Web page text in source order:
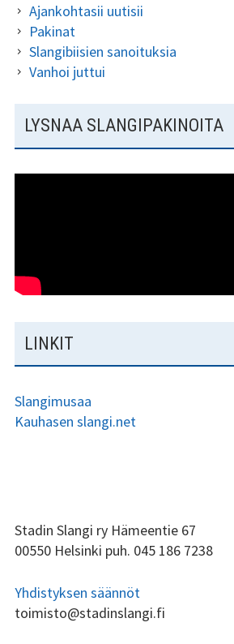
Ajankohtasii uutisii
Pakinat
Slangibiisien sanoituksia
Vanhoi juttui
LYSNAA SLANGIPAKINOITA
LINKIT
Slangimusaa
Kauhasen slangi.net
ALAPALKIN
SIVUPALKKI
Stadin Slangi ry Hämeentie 67
00550 Helsinki puh. 045 186 7238
Yhdistyksen säännöt
toimisto@stadinslangi.fi